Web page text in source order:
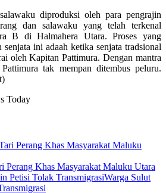
diproduksi oleh para pengrajin
dan salawaku yang telah terkenal
B di Halmahera Utara. Proses yang
senjata ini adaah ketika senjata tradsional
oleh Kapitan Pattimura. Dengan mantra
tak mempan ditembus peluru.
Today
Perang Khas Masyarakat Maluku Utara
Warga Sulut